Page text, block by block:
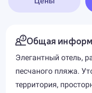
Общая
Элегантный отель,
песчаного пляжа.
территория,